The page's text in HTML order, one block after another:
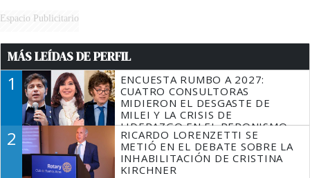
Espacio Publicitario
MÁS LEÍDAS DE PERFIL
1
ENCUESTA RUMBO A 2027:
CUATRO CONSULTORAS
MIDIERON EL DESGASTE DE
MILEI Y LA CRISIS DE
LIDERAZGO EN EL PERONISMO
2
RICARDO LORENZETTI SE
METIÓ EN EL DEBATE SOBRE LA
INHABILITACIÓN DE CRISTINA
KIRCHNER